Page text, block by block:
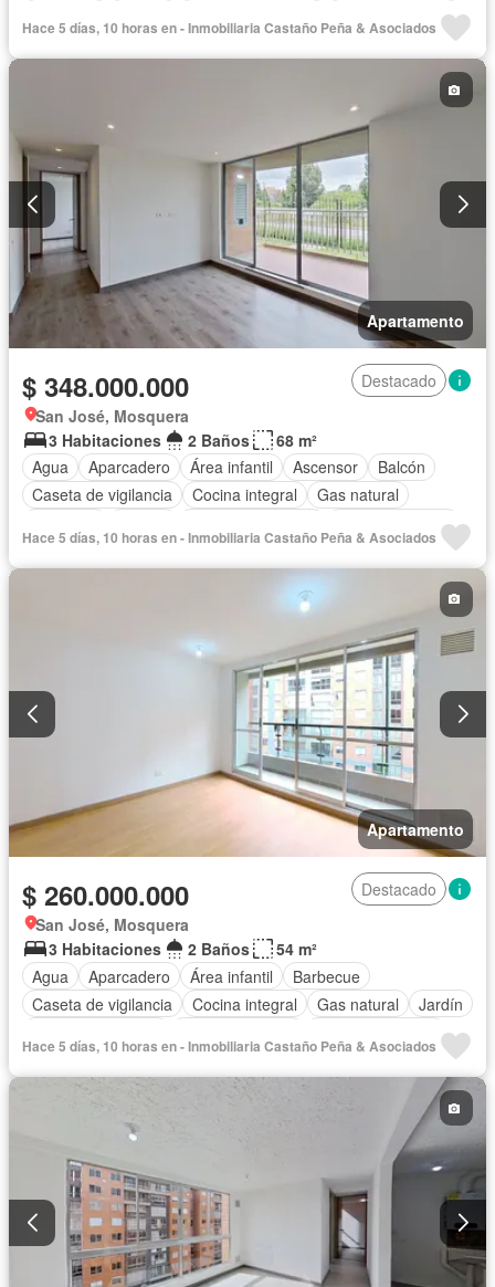
Tanque de agua
Vista panorámica
Hace 5 días, 10 horas en - Inmobiliaria Castaño Peña & Asociados
Apartamento
$ 348.000.000
Destacado
San José, Mosquera
3 Habitaciones
2 Baños
68 m²
Agua
Aparcadero Área infantil Ascensor
Balcón
Caseta de vigilancia
Cocina integral
Gas natural
Tanque de agua
Vista panorámica
Hace 5 días, 10 horas en - Inmobiliaria Castaño Peña & Asociados
Apartamento
$ 260.000.000
Destacado
San José, Mosquera
3 Habitaciones
2 Baños
54 m²
Agua
Aparcadero Área infantil
Barbecue
Caseta de vigilancia
Cocina integral Gas natural
Jardín
Hace 5 días, 10 horas en - Inmobiliaria Castaño Peña & Asociados